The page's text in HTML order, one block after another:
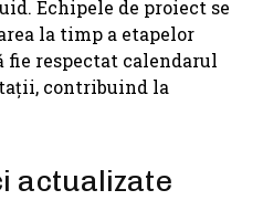
Echipele de proiect se
la timp a etapelor
fie respectat calendarul
contribuind la
actualizate